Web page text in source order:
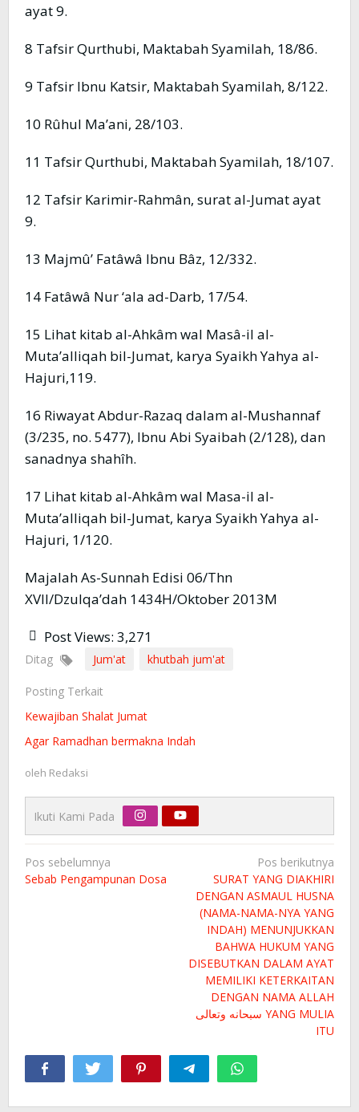
ayat 9.
8 Tafsir Qurthubi, Maktabah Syamilah, 18/86.
9 Tafsir Ibnu Katsir, Maktabah Syamilah, 8/122.
10 Rûhul Ma’ani, 28/103.
11 Tafsir Qurthubi, Maktabah Syamilah, 18/107.
12 Tafsir Karimir-Rahmân, surat al-Jumat ayat
9.
13 Majmû’ Fatâwâ Ibnu Bâz, 12/332.
14 Fatâwâ Nur ‘ala ad-Darb, 17/54.
15 Lihat kitab al-Ahkâm wal Masâ-il al-
Muta’alliqah bil-Jumat, karya Syaikh Yahya al-
Hajuri,119.
16 Riwayat Abdur-Razaq dalam al-Mushannaf
(3/235, no. 5477), Ibnu Abi Syaibah (2/128), dan
sanadnya shahîh.
17 Lihat kitab al-Ahkâm wal Masa-il al-
Muta’alliqah bil-Jumat, karya Syaikh Yahya al-
Hajuri, 1/120.
Majalah As-Sunnah Edisi 06/Thn
XVII/Dzulqa’dah 1434H/Oktober 2013M
Post Views: 3,271
Ditag Jum'at khutbah jum'at
Posting Terkait
Kewajiban Shalat Jumat
Agar Ramadhan bermakna Indah
oleh Redaksi
Ikuti Kami Pada
Navigasi
pos
Pos sebelumnya
Sebab Pengampunan Dosa
Pos berikutnya
SURAT YANG DIAKHIRI
DENGAN ASMAUL HUSNA
(NAMA-NAMA-NYA YANG
INDAH) MENUNJUKKAN
BAHWA HUKUM YANG
DISEBUTKAN DALAM AYAT
MEMILIKI KETERKAITAN
DENGAN NAMA ALLAH
سبحانه وتعالى YANG MULIA
ITU